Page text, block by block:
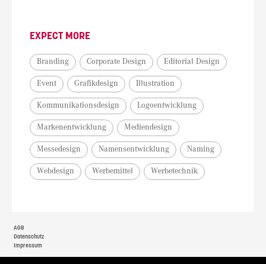
EXPECT MORE
Branding Corporate Design Editorial Design
Event Grafikdesign Illustration
Kommunikationsdesign Logoentwicklung
Markenentwicklung Mediendesign
Messedesign Namensentwicklung Naming
Webdesign Werbemittel Werbetechnik
AGB
Datenschutz
Impressum